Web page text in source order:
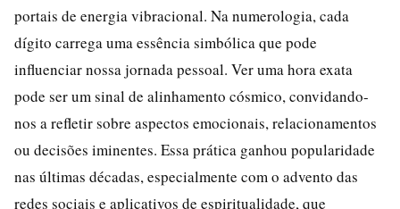
portais de energia vibracional. Na numerologia, cada
dígito carrega uma essência simbólica que pode
influenciar nossa jornada pessoal. Ver uma hora exata
pode ser um sinal de alinhamento cósmico, convidando-
nos a refletir sobre aspectos emocionais, relacionamentos
ou decisões iminentes. Essa prática ganhou popularidade
nas últimas décadas, especialmente com o advento das
redes sociais e aplicativos de espiritualidade, que